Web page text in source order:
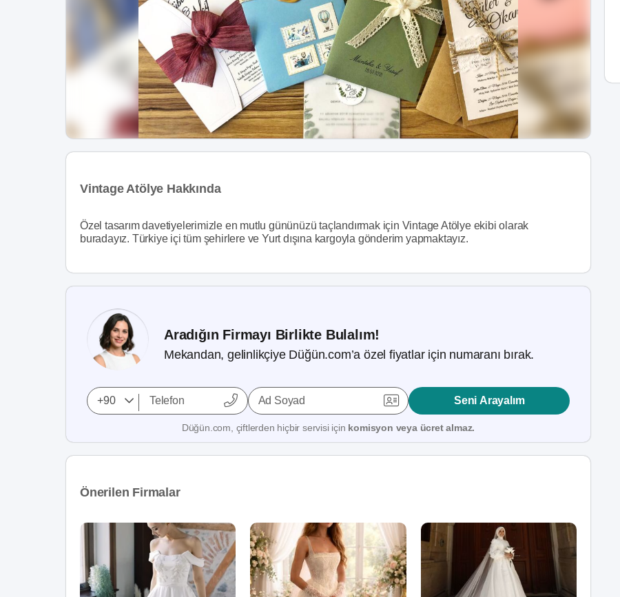
Vintage Atölye Hakkında
Özel tasarım davetiyelerimizle en mutlu gününüzü taçlandırmak için Vintage Atölye ekibi olarak
buradayız. Türkiye içi tüm şehirlere ve Yurt dışına kargoyla gönderim yapmaktayız.
Aradığın Firmayı Birlikte Bulalım!
Mekandan, gelinlikçiye Düğün.com’a özel fiyatlar için numaranı bırak.
Ad Soyad Seni Arayalım
Düğün.com, çiftlerden hiçbir servisi için komisyon veya ücret almaz.
Önerilen Firmalar